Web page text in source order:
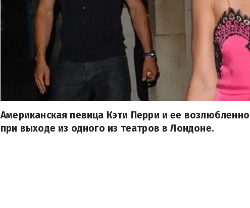
Американская певица Кэти Перри и ее
при выходе из одного из театров в Лондоне.